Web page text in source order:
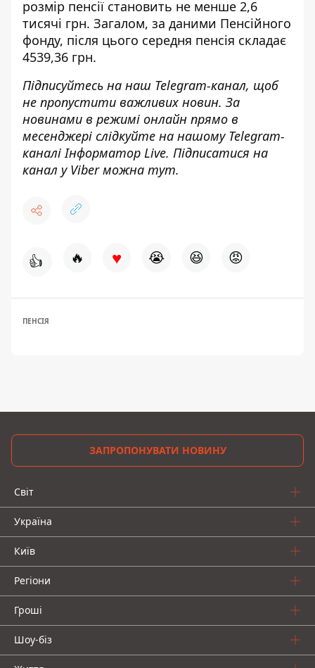
розмір пенсії становить не менше 2,6
тисячі грн. Загалом, за даними Пенсійного
фонду, після цього середня пенсія складає
4539,36 грн.
Підписуйтесь на наш Telegram-канал, щоб
не пропустити важливих новин. За
новинами в режимі онлайн прямо в
месенджері слідкуйте на нашому Telegram-
каналіІнформатор Live. Підписатися на
канал у Viber можна тут.
👍 🔥 ♥ 😭 😆 😡
ПЕНСІЯ
ЗАПРОПОНУВАТИ НОВИНУ
Світ
Україна
Київ
Регіони
Гроші
Шоу-біз